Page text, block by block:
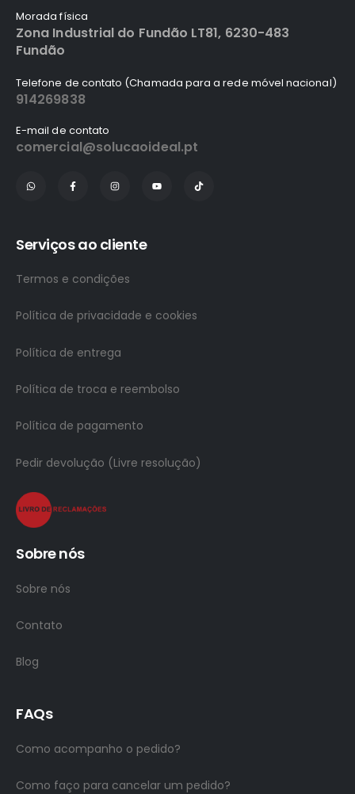
Morada física
Zona Industrial do Fundão LT81, 6230-483
Fundão
Telefone de contato (Chamada para a rede móvel nacional)
914269838
E-mail de contato
comercial@solucaoideal.pt
Serviços ao cliente
Termos e condições
Política de privacidade e cookies
Política de entrega
Política de troca e reembolso
Política de pagamento
Pedir devolução (Livre resolução)
Sobre nós
Sobre nós
Contato
Blog
FAQs
Como acompanho o pedido?
Como faço para cancelar um pedido?